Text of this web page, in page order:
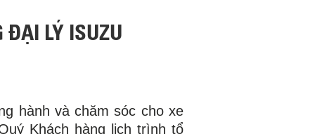
ĐẠI LÝ ISUZU
hành và chăm sóc cho xe
Khách hàng lịch trình tổ